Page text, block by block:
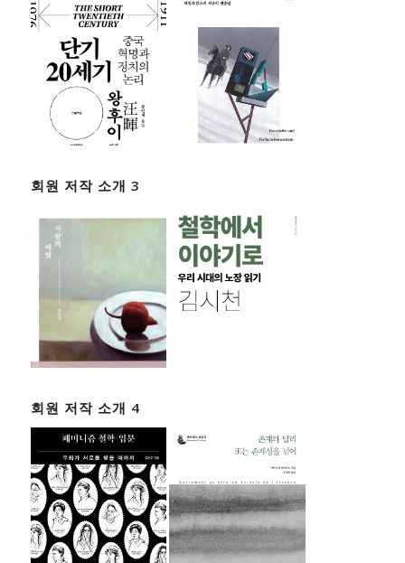
회원 저작 소개 3
회원 저작 소개 4